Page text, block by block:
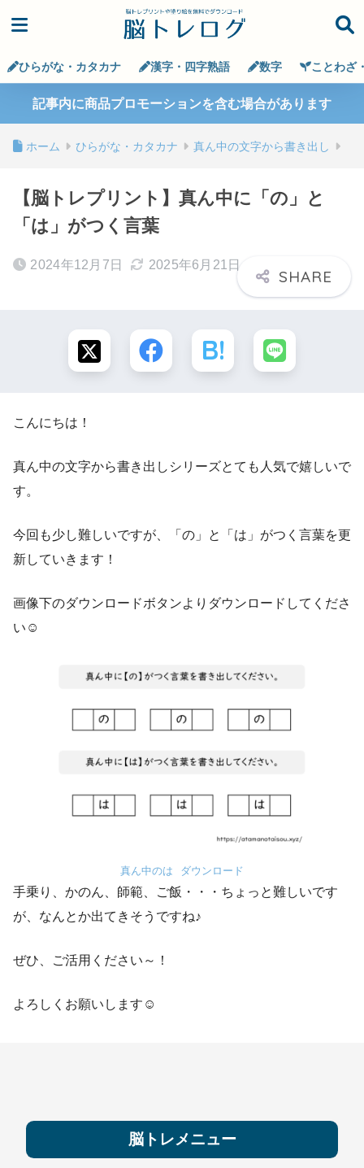
ひらがな・カタカナ 漢字・四字熟語 数字 ことわざ
記事内に商品プロモーションを含む場合があります
ホーム ひらがな・カタカナ 真ん中の文字から書き出し
【脳トレプリント】真ん中に「の」と
「は」がつく言葉
2024年12月7日 2025年6月21日
こんにちは！
真ん中の文字から書き出しシリーズとても人気で嬉しいで
す。
今回も少し難しいですが、「の」と「は」がつく言葉を更
新していきます！
画像下のダウンロードボタンよりダウンロードしてくださ
い☺
真ん中のは ダウンロード
手乗り、かのん、師範、ご飯・・・ちょっと難しいです
が、なんとか出てきそうですね♪
ぜひ、ご活用ください～！
よろしくお願いします☺
脳トレメニュー